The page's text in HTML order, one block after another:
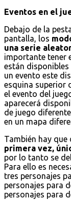
Eventos en el
Debajo de la
pantalla, los
una serie
importante tener
están
un evento este
esquina superior
el evento del
aparecerá
de juego
en un mapa
También hay que
primera vez,
por lo tanto se
Para ello es
tres personajes
personajes para
personajes para